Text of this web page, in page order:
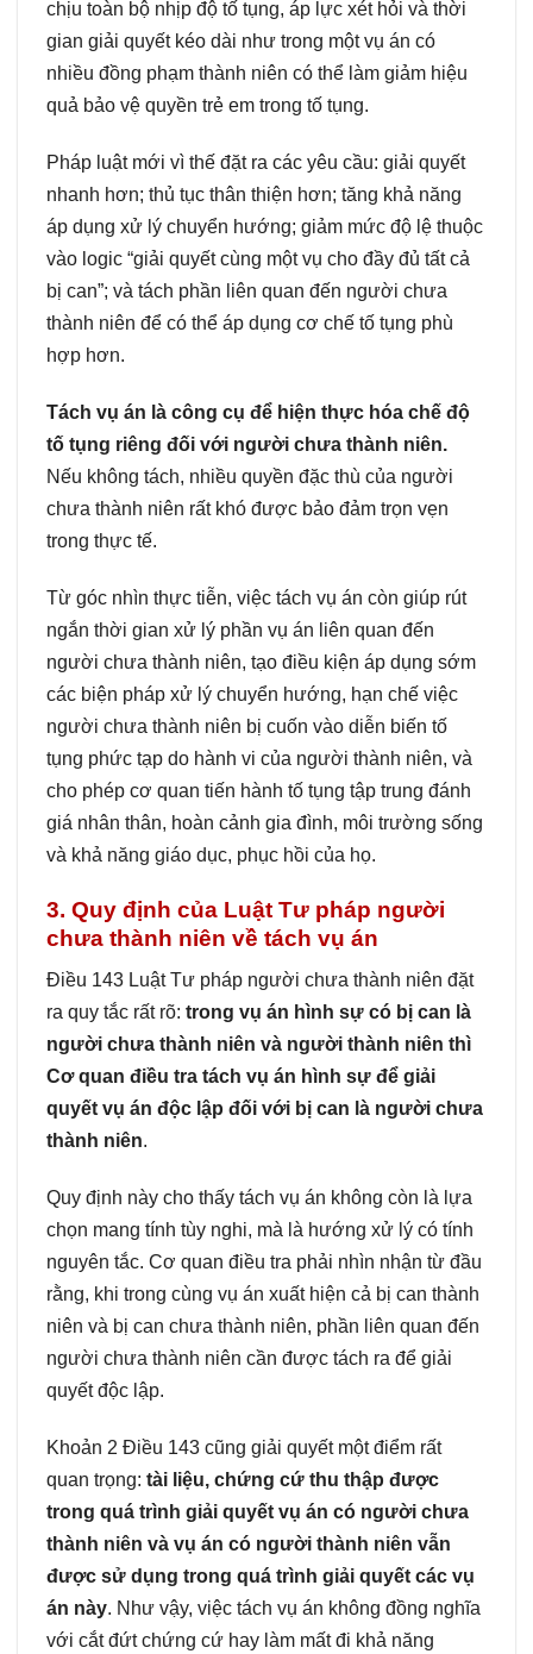
chịu toàn bộ nhịp độ tố tụng, áp lực xét hỏi và thời
gian giải quyết kéo dài như trong một vụ án có
nhiều đồng phạm thành niên có thể làm giảm hiệu
quả bảo vệ quyền trẻ em trong tố tụng.
Pháp luật mới vì thế đặt ra các yêu cầu: giải quyết
nhanh hơn; thủ tục thân thiện hơn; tăng khả năng
áp dụng xử lý chuyển hướng; giảm mức độ lệ thuộc
vào logic “giải quyết cùng một vụ cho đầy đủ tất cả
bị can”; và tách phần liên quan đến người chưa
thành niên để có thể áp dụng cơ chế tố tụng phù
hợp hơn.
Tách vụ án là công cụ để hiện thực hóa chế độ
tố tụng riêng đối với người chưa thành niên.
Nếu không tách, nhiều quyền đặc thù của người
chưa thành niên rất khó được bảo đảm trọn vẹn
trong thực tế.
Từ góc nhìn thực tiễn, việc tách vụ án còn giúp rút
ngắn thời gian xử lý phần vụ án liên quan đến
người chưa thành niên, tạo điều kiện áp dụng sớm
các biện pháp xử lý chuyển hướng, hạn chế việc
người chưa thành niên bị cuốn vào diễn biến tố
tụng phức tạp do hành vi của người thành niên, và
cho phép cơ quan tiến hành tố tụng tập trung đánh
giá nhân thân, hoàn cảnh gia đình, môi trường sống
và khả năng giáo dục, phục hồi của họ.
3. Quy định của Luật Tư pháp người
chưa thành niên về tách vụ án
Điều 143 Luật Tư pháp người chưa thành niên đặt
ra quy tắc rất rõ: trong vụ án hình sự có bị can là
người chưa thành niên và người thành niên thì
Cơ quan điều tra tách vụ án hình sự để giải
quyết vụ án độc lập đối với bị can là người chưa
thành niên.
Quy định này cho thấy tách vụ án không còn là lựa
chọn mang tính tùy nghi, mà là hướng xử lý có tính
nguyên tắc. Cơ quan điều tra phải nhìn nhận từ đầu
rằng, khi trong cùng vụ án xuất hiện cả bị can thành
niên và bị can chưa thành niên, phần liên quan đến
người chưa thành niên cần được tách ra để giải
quyết độc lập.
Khoản 2 Điều 143 cũng giải quyết một điểm rất
quan trọng: tài liệu, chứng cứ thu thập được
trong quá trình giải quyết vụ án có người chưa
thành niên và vụ án có người thành niên vẫn
được sử dụng trong quá trình giải quyết các vụ
án này. Như vậy, việc tách vụ án không đồng nghĩa
với cắt đứt chứng cứ hay làm mất đi khả năng